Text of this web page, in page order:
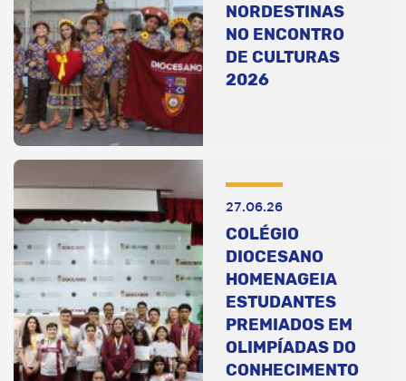
NORDESTINAS
NO ENCONTRO
DE CULTURAS
2026
27.06.26
COLÉGIO
DIOCESANO
HOMENAGEIA
ESTUDANTES
PREMIADOS EM
OLIMPÍADAS DO
CONHECIMENTO